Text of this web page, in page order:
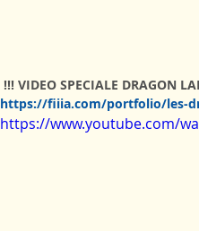
!!! VIDEO SPECIALE DRAGON
https://fiiia.com/portfolio/les-
https://www.youtube.com/